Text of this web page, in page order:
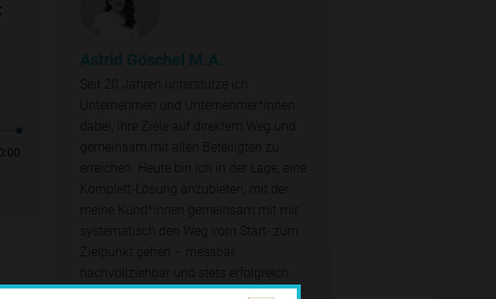
Astrid Göschel M.A.
Seit 20 Jahren unterstütze ich
Unternehmen und Unternehmer*innen
dabei, ihre Ziele auf direktem Weg und
gemeinsam mit allen Beteiligten zu
erreichen. Heute bin ich in der Lage, eine
Komplett-Lösung anzubieten, mit der
meine Kund*innen gemeinsam mit mir
systematisch den Weg vom Start- zum
Zielpunkt gehen – messbar,
nachvollziehbar und stets erfolgreich.